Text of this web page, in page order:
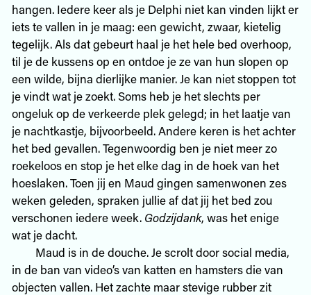
hangen. Iedere keer als je Delphi niet kan vinden lijkt er
iets te vallen in je maag: een gewicht, zwaar, kietelig
tegelijk. Als dat gebeurt haal je het hele bed overhoop,
til je de kussens op en ontdoe je ze van hun slopen op
een wilde, bijna dierlijke manier. Je kan niet stoppen tot
je vindt wat je zoekt. Soms heb je het slechts per
ongeluk op de verkeerde plek gelegd; in het laatje van
je nachtkastje, bijvoorbeeld. Andere keren is het achter
het bed gevallen. Tegenwoordig ben je niet meer zo
roekeloos en stop je het elke dag in de hoek van het
hoeslaken. Toen jij en Maud gingen samenwonen zes
weken geleden, spraken jullie af dat jij het bed zou
verschonen iedere week. Godzijdank, was het enige
wat je dacht.
Maud is in de douche. Je scrolt door social media,
in de ban van video’s van katten en hamsters die van
objecten vallen. Het zachte maar stevige rubber zit